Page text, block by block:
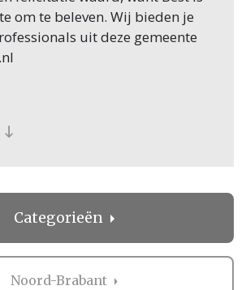
om te beleven. Wij bieden je
uit deze gemeente
Categorieën
Noord-Brabant